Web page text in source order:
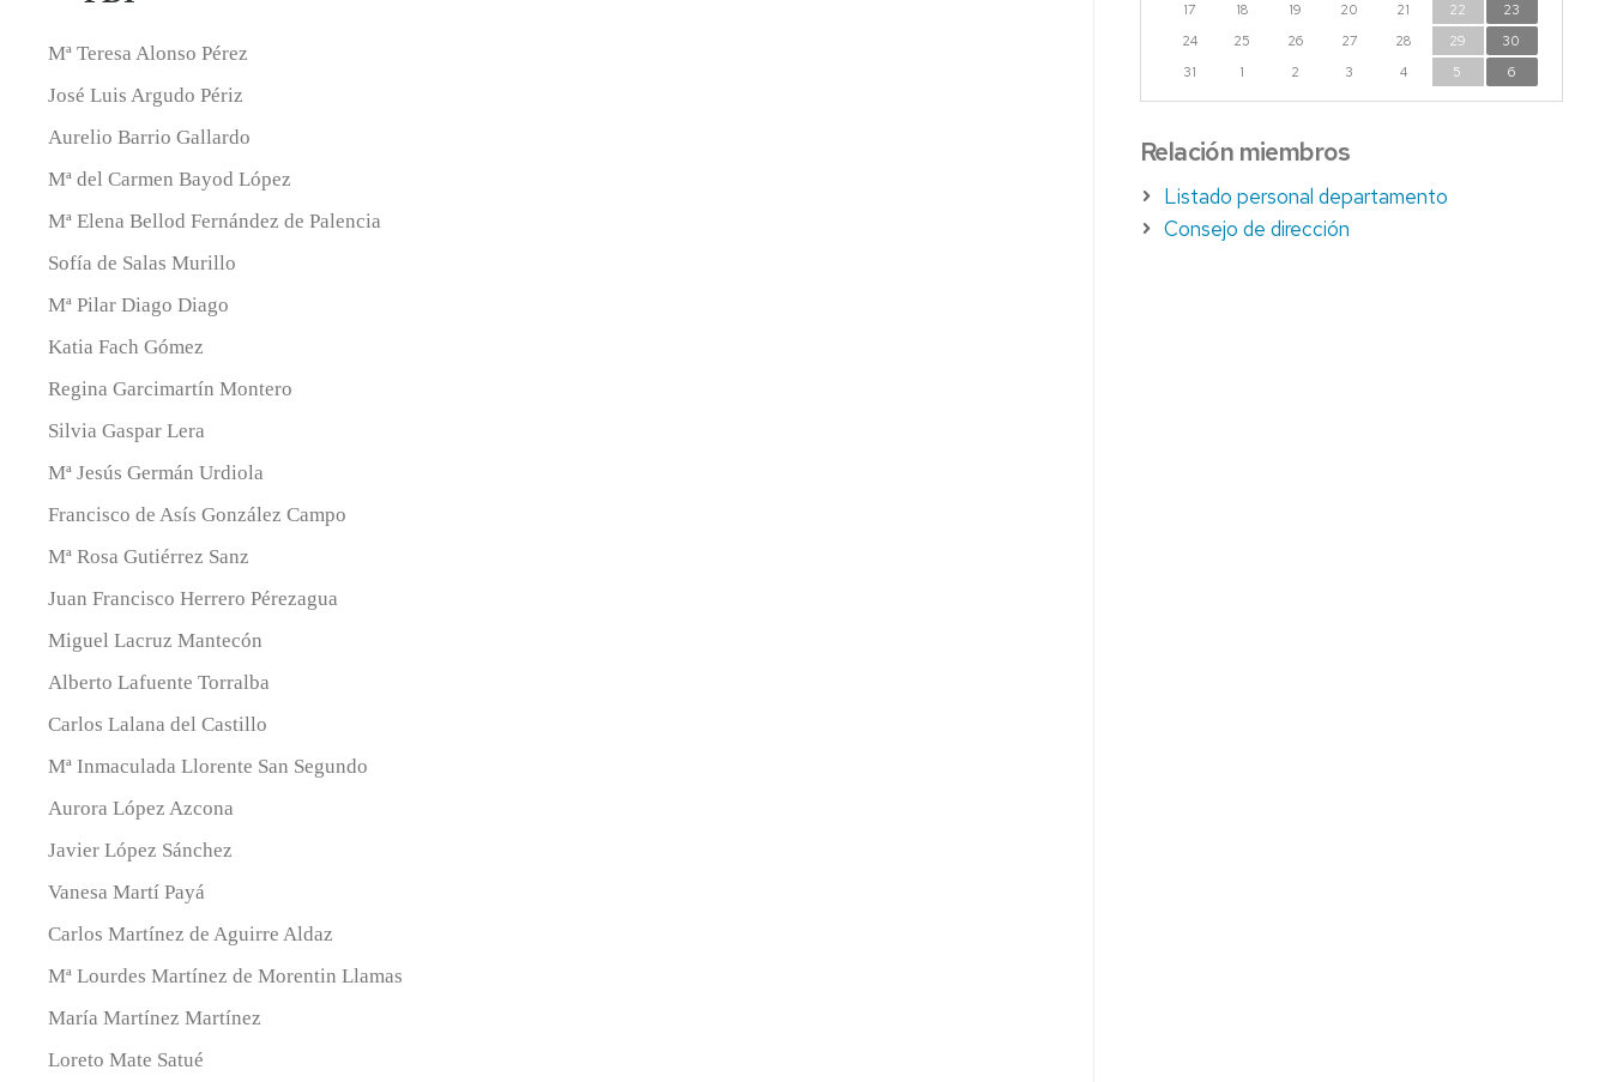
DE
PERSONAL
DE
DEPARTAMENTO
SECRETARÍA
DEPARTAMENTO
Mª Teresa Alonso Pérez
José Luis Argudo Périz
Aurelio Barrio Gallardo
Mª del Carmen Bayod López
Mª Elena Bellod Fernández de Palencia
Sofía de Salas Murillo
Mª Pilar Diago Diago
Katia Fach Gómez
Regina Garcimartín Montero
Silvia Gaspar Lera
Mª Jesús Germán Urdiola
Francisco de Asís González Campo
Mª Rosa Gutiérrez Sanz
Juan Francisco Herrero Pérezagua
Miguel Lacruz Mantecón
Alberto Lafuente Torralba
Carlos Lalana del Castillo
Mª Inmaculada Llorente San Segundo
Aurora López Azcona
Javier López Sánchez
Vanesa Martí Payá
Carlos Martínez de Aguirre Aldaz
Mª Lourdes Martínez de Morentin Llamas
María Martínez Martínez
Loreto Mate Satué
17
18 19 20 21 22
23
24
25 26 27 28 29
30
31
1 2 3 4 5 6
Relación miembros
Listado personal departamento
Consejo de dirección